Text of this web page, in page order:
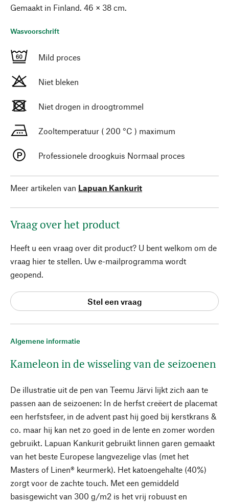
Algemene informatie
Kameleon in de wisseling van de seizoenen
De illustratie uit de pen van Teemu Järvi lijkt zich aan te
passen aan de seizoenen: In de herfst creëert de placemat
een herfstsfeer, in de advent past hij goed bij kerstkrans &
co. maar hij kan net zo goed in de lente en zomer worden
gebruikt. Lapuan Kankurit gebruikt linnen garen gemaakt
van het beste Europese langvezelige vlas (met het
Masters of Linen® keurmerk). Het katoengehalte (40%)
zorgt voor de zachte touch. Met een gemiddeld
basisgewicht van 300 g/m2 is het vrij robuust en
Gemaakt in Finland. 46 × 38 cm.
Wasvoorschrift
Mild proces
Niet bleken
Niet drogen in droogtrommel
Zooltemperatuur ( 200 °C ) maximum
Professionele droogkuis Normaal proces
Meer artikelen van Lapuan Kankurit
Vraag over het product
Heeft u een vraag over dit product? U bent welkom om de
vraag hier te stellen. Uw e-mailprogramma wordt
geopend.
Stel een vraag